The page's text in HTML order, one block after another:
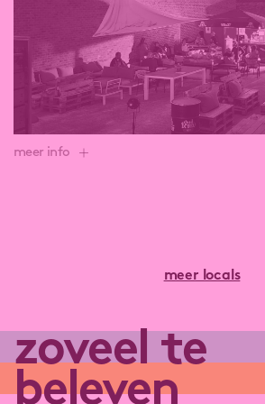
binnenkomst op de site!
lees meer over Hal E2: Lamiro Fightclub
meer info
gepensioneerde containertje dat een
als BARtje ‘t Verzet. Kom hun
Je vindt BARtje zowel buiten als
Hallerij werd omgevormd tot een
waar allerlei tijdelijke activiteiten een
meer locals
zoveel te
beleven